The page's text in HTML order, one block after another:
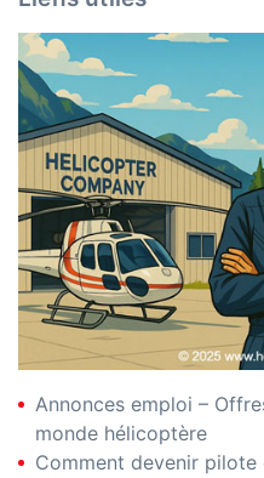
Annonces emploi –
monde hélicoptère
Comment devenir pilote